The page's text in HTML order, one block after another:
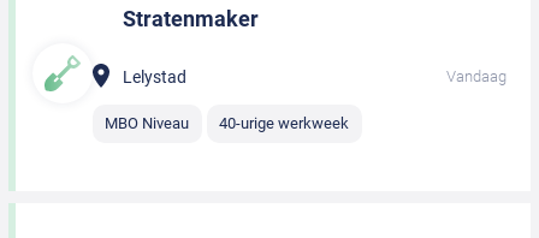
Stratenmaker
Lelystad Vandaag
MBO Niveau 40-urige werkweek